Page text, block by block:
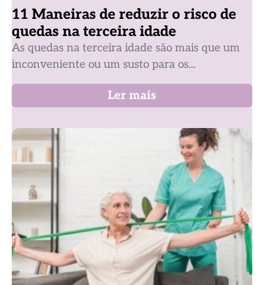
11 Maneiras de reduzir o risco de
quedas na terceira idade
As quedas na terceira idade são mais que um
inconveniente ou um susto para os...
Ler mais